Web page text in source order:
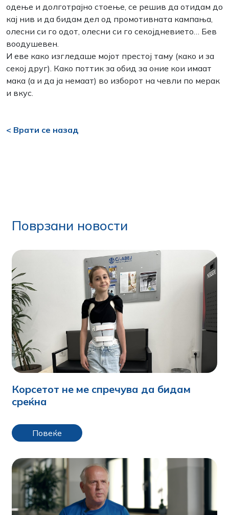
одење и долготрајно стоење, се решив да отидам до
кај нив и да бидам дел од промотивната кампања,
олесни си го одот, олесни си го секојдневието… Бев
воодушевен.
И еве како изгледаше мојот престој таму (како и за
секој друг). Како поттик за обид за оние кои имаат
мака (а и да ја немаат) во изборот на чевли по мерак
и вкус.
< Врати се назад
Поврзани новости
Корсетот не ме спречува да бидам
среќна
Повеќе